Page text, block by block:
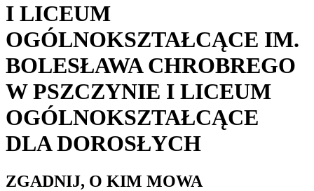
I LICEUM
OGÓLNOKSZTAŁCĄCE IM.
BOLESŁAWA CHROBREGO
W PSZCZYNIE I LICEUM
OGÓLNOKSZTAŁCĄCE
DLA DOROSŁYCH
ZGADNIJ, O KIM MOWA